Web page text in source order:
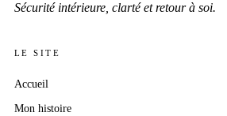
Sécurité intérieure, clarté et retour à soi.
LE SITE
Accueil
Mon histoire